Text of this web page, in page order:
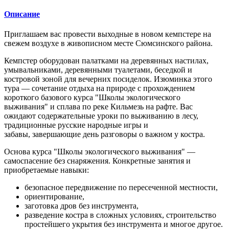
Описание
Приглашаем вас провести выходные в новом кемпстере на
свежем воздухе в живописном месте Сюмсинского района.
Кемпстер оборудован палатками на деревянных настилах,
умывальниками, деревянными туалетами, беседкой и
костровой зоной для вечерних посиделок. Изюминка этого
тура — сочетание отдыха на природе с прохождением
короткого базового курса "Школы экологического
выживания" и сплава по реке Кильмезь на рафте. Вас
ожидают содержательные уроки по выживанию в лесу,
традиционные русские народные игры и
забавы, завершающие день разговоры о важном у костра.
Основа курса "Школы экологического выживания" —
самоспасение без снаряжения. Конкретные занятия и
приобретаемые навыки:
безопасное передвижение по пересеченной местности,
ориентирование,
заготовка дров без инструмента,
разведение костра в сложных условиях, строительство
простейшего укрытия без инструмента и многое другое.